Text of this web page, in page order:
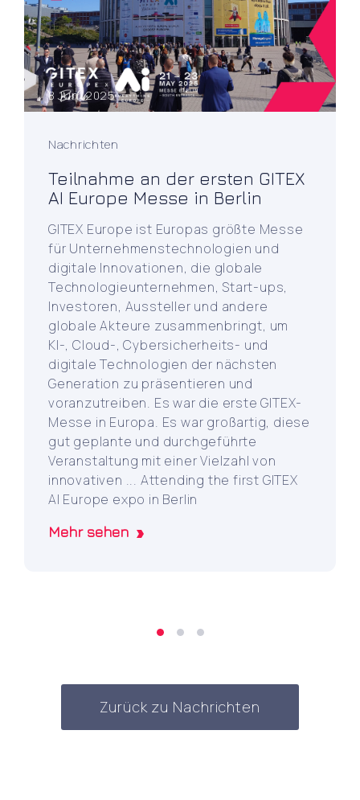
8 Juni 2025
Nachrichten
Teilnahme an der ersten GITEX
AI Europe Messe in Berlin
GITEX Europe ist Europas größte Messe
für Unternehmenstechnologien und
digitale Innovationen, die globale
Technologieunternehmen, Start-ups,
Investoren, Aussteller und andere
globale Akteure zusammenbringt, um
KI-, Cloud-, Cybersicherheits- und
digitale Technologien der nächsten
Generation zu präsentieren und
voranzutreiben. Es war die erste GITEX-
Messe in Europa. Es war großartig, diese
gut geplante und durchgeführte
Veranstaltung mit einer Vielzahl von
innovativen ... Attending the first GITEX
AI Europe expo in Berlin
Mehr sehen
Zurück zu Nachrichten